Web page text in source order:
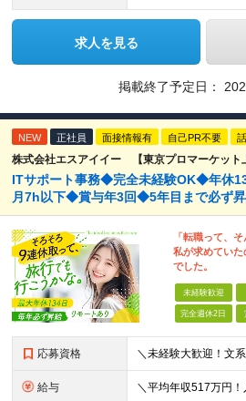
求人を見る
掲載終了予定日：
NEW 正社員 面接情報有 自己PR不要
株式会社エスアイイー 【東京プロマーケット
ITサポート事務◆完全未経験OK◆年休
月7h以下◆賞与年3回◆5年目まで必ず
「転職って、
私が求めてい
でした。
未経験歓迎
完全週休2日
応募資格
給与